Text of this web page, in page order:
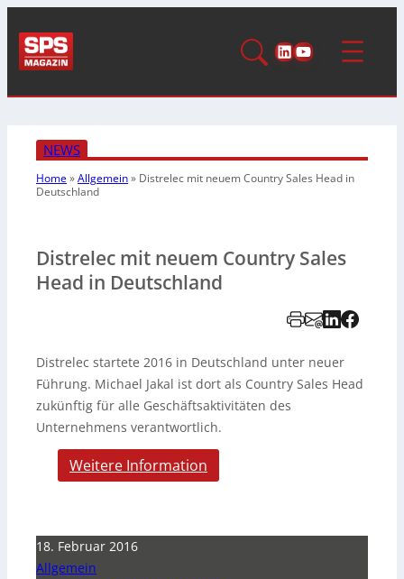
LinkedIn
YouTube
NEWS
Home»Allgemein» Distrelec mit neuem Country Sales Head in
Deutschland
Distrelec mit neuem Country Sales
Head in Deutschland
Distrelec startete 2016 in Deutschland unter neuer
Führung. Michael Jakal ist dort als Country Sales Head
zukünftig für alle Geschäftsaktivitäten des
Unternehmens verantwortlich.
Weitere Information
18. Februar 2016
Allgemein